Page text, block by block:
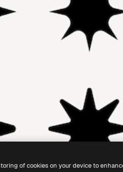
of cookies on your device to